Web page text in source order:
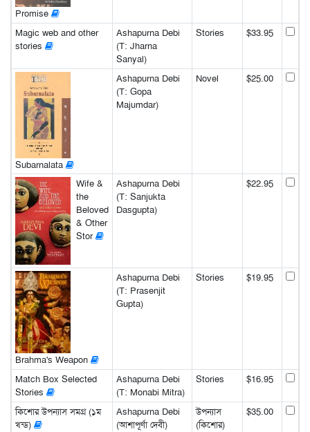
Promise
Magic web and other
stories
Ashapurna Debi
(T: Jharna
Sanyal)
Stories $33.95
Subarnalata
Ashapurna Debi
(T: Gopa
Majumdar)
Novel $25.00
Wife &
the
Beloved
& Other
Stor
Ashapurna Debi
(T: Sanjukta
Dasgupta)
$22.95
Brahma's Weapon
Ashapurna Debi
(T: Prasenjit
Gupta)
Stories $19.95
Match Box Selected
Stories
Ashapurna Debi
(T: Monabi Mitra)
Stories $16.95
কিশোর উপন্যাস সমগ্র (১ম
খন্ড)
Ashapurna Debi
(আশাপূর্ণা দেবী)
উপন্যাস
(কিশোর)
$35.00